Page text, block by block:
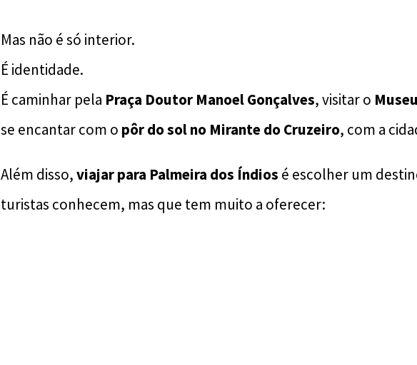
Mas não é só interior.
É identidade.
É caminhar pela Praça Doutor Manoel Gonçalves, visitar o
se encantar com o pôr do sol no Mirante do Cruzeiro, com a
Além disso,viajar para Palmeira dos Índios é escolher um
turistas conhecem, mas que tem muito a oferecer: